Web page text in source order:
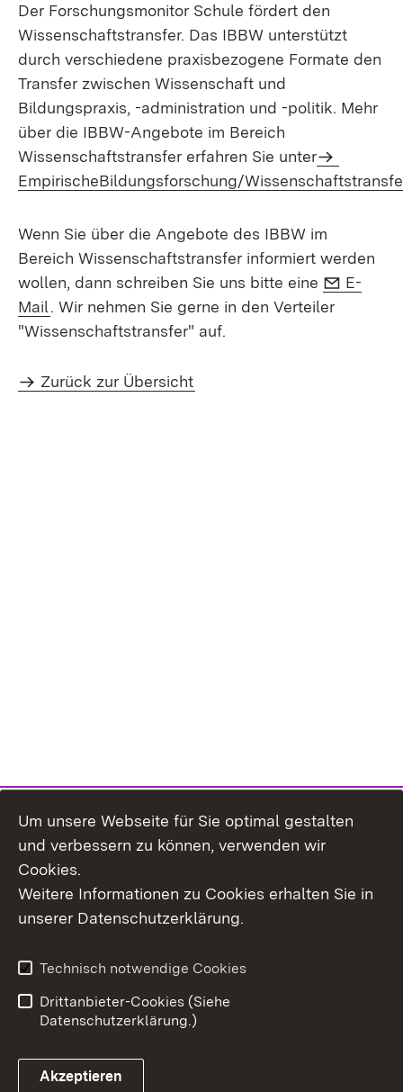
Der Forschungsmonitor Schule fördert den
Wissenschaftstransfer. Das IBBW unterstützt
durch verschiedene praxisbezogene Formate den
Transfer zwischen Wissenschaft und
Bildungspraxis, -administration und -politik. Mehr
über die IBBW-Angebote im Bereich
Wissenschaftstransfer erfahren Sie unter
EmpirischeBildungsforschung/
Wenn Sie über die Angebote des IBBW im
Bereich Wissenschaftstransfer informiert werden
wollen, dann schreiben Sie uns bitte eine
E-Mail:
E-
Mail (Öffnet in neuem Fenster)
. Wir nehmen Sie gerne in den Verteiler
"Wissenschaftstransfer" auf.
Zurück zur Übersicht
Inhaltsübersicht
Kontakt
Impressum
Erklärung zur
Barrierefreiheit
Benutzungshinweise
Um unsere Webseite für Sie optimal gestalten
und verbessern zu können, verwenden wir
Cookies.
Weitere Informationen zu Cookies erhalten Sie in
unserer Datenschutzerklärung.
Technisch notwendige Cookies
Drittanbieter-Cookies (Siehe
Datenschutzerklärung.)
Akzeptieren